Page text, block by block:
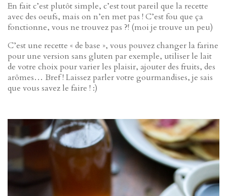
En fait c’est plutôt simple, c’est tout pareil que la recette
avec des oeufs, mais on n’en met pas ! C’est fou que ça
fonctionne, vous ne trouvez pas ?! (moi je trouve un peu)
C’est une recette « de base », vous pouvez changer la farine
pour une version sans gluten par exemple, utiliser le lait
de votre choix pour varier les plaisir, ajouter des fruits, des
arômes… Bref ! Laissez parler votre gourmandises, je sais
que vous savez le faire ! :)